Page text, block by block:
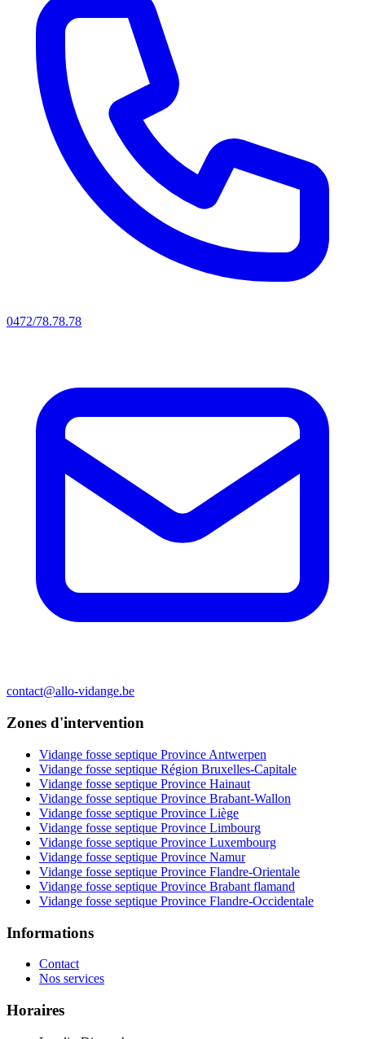
0472/78.78.78
contact@allo-vidange.be
Zones d'intervention
Vidange fosse septique Province Antwerpen
Vidange fosse septique Région Bruxelles-Capitale
Vidange fosse septique Province Hainaut
Vidange fosse septique Province Brabant-Wallon
Vidange fosse septique Province Liège
Vidange fosse septique Province Limbourg
Vidange fosse septique Province Luxembourg
Vidange fosse septique Province Namur
Vidange fosse septique Province Flandre-Orientale
Vidange fosse septique Province Brabant flamand
Vidange fosse septique Province Flandre-Occidentale
Informations
Contact
Nos services
Horaires